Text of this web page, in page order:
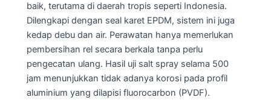
baik, terutama di daerah tropis seperti Indonesia.
Dilengkapi dengan seal karet EPDM, sistem ini juga
kedap debu dan air. Perawatan hanya memerlukan
pembersihan rel secara berkala tanpa perlu
pengecatan ulang. Hasil uji salt spray selama 500
jam menunjukkan tidak adanya korosi pada profil
aluminium yang dilapisi fluorocarbon (PVDF).